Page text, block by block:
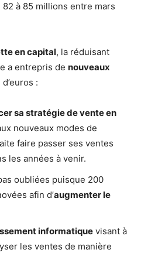
82 à 85 millions entre mars
en capital, la réduisant
a entrepris de nouveaux
:
sa stratégie de vente en
nouveaux modes de
faire passer ses ventes
les années à venir.
oubliées puisque 200
afin d’augmenter le
informatique visant à
les ventes de manière